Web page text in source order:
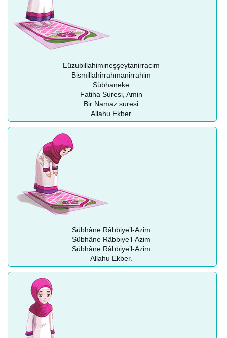
Eûzubillahimineşşeytanirracim
Bismillahirrahmanirrahim
Sübhaneke
Fatiha Suresi, Amin
Bir Namaz suresi
Allahu Ekber
Sübhâne Râbbiye’l-Azim
Sübhâne Râbbiye’l-Azim
Sübhâne Râbbiye’l-Azim
Allahu Ekber.